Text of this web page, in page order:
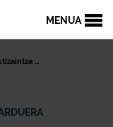
MENUA
...